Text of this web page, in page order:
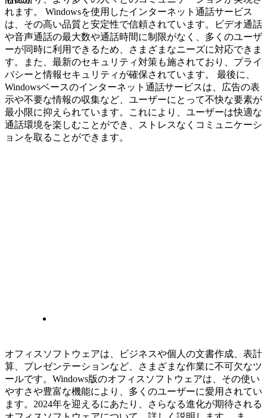
れます。 Windowsを使用したインターネット通話サービス
は、その高い品質と安定性で信頼されています。ビデオ通話
や音声通話の最大数や通話時間に制限がなく、多くのユーザ
ーが同時に利用できるため、さまざまなニーズに対応できま
す。また、最新のセキュリティ対策も施されており、プライ
バシーと情報セキュリティが確保されています。 最後に、
Windowsベースのインターネット通話サービスは、広告の表
示や不要な情報の収集など、ユーザーにとって不快な要素が
最小限に抑えられています。これにより、ユーザーは快適な
通話環境を楽しむことができ、ストレスなくコミュニケーシ
ョンを取ることができます。
オフィスソフトウェアは、ビジネスや個人の文書作成、表計
算、プレゼンテーションなど、さまざまな作業に不可欠なツ
ールです。Windows版のオフィスソフトウェアは、その使い
やすさや豊富な機能により、多くのユーザーに愛用されてい
ます。2024年を迎えるにあたり、さらなる進化が期待される